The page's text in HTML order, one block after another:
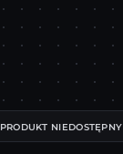
PRODUKT NIEDOSTĘPNY